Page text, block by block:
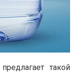
такой